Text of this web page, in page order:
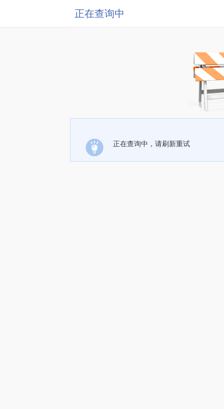
正在查询中
正在查询中，请刷新重试